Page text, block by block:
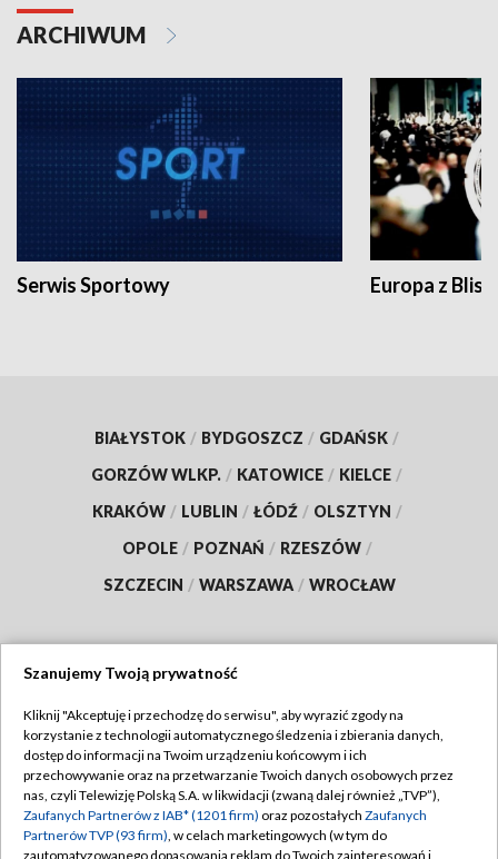
ARCHIWUM
Serwis Sportowy Europa z
BIAŁYSTOK / BYDGOSZCZ / GDAŃSK /
GORZÓW WLKP. / KATOWICE / KIELCE /
KRAKÓW / LUBLIN / ŁÓDŹ / OLSZTYN /
OPOLE / POZNAŃ / RZESZÓW /
SZCZECIN / WARSZAWA / WROCŁAW
TVP
Abonament TVP
Emisja w TVP
Centrum informacji TVP
Regulamin TVP
Polityka prywatności
Moje zgody
Szanujemy Twoją prywatność
Kliknij "Akceptuję i przechodzę do serwisu", aby wyrazić zgody na
korzystanie z technologii automatycznego śledzenia i zbierania danych,
dostęp do informacji na Twoim urządzeniu końcowym i ich
przechowywanie oraz na przetwarzanie Twoich danych osobowych przez
nas, czyli Telewizję Polską S.A. w likwidacji (zwaną dalej również „TVP”),
Zaufanych Partnerów z IAB* (1201 firm) oraz pozostałych Zaufanych
Partnerów TVP (93 firm), w celach marketingowych (w tym do
zautomatyzowanego dopasowania reklam do Twoich zainteresowań i